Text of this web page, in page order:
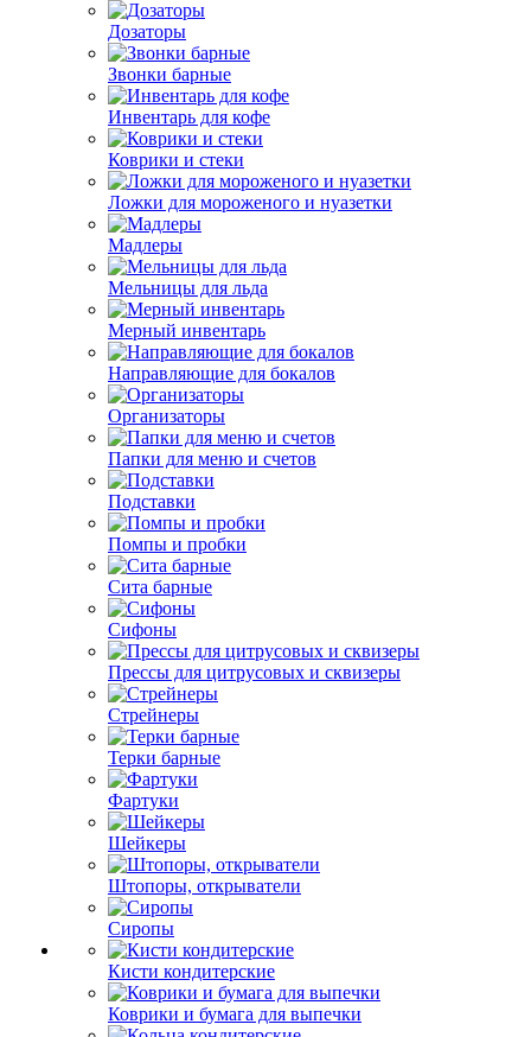
Дозаторы
Звонки барные
Инвентарь для кофе
Коврики и стеки
Ложки для мороженого и нуазетки
Мадлеры
Мельницы для льда
Мерный инвентарь
Направляющие для бокалов
Организаторы
Папки для меню и счетов
Подставки
Помпы и пробки
Сита барные
Сифоны
Прессы для цитрусовых и сквизеры
Стрейнеры
Терки барные
Фартуки
Шейкеры
Штопоры, открыватели
Сиропы
Кисти кондитерские
Коврики и бумага для выпечки